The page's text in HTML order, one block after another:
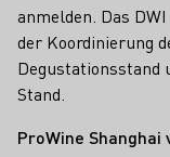
anmelden. Das
der Koordinierung
Degustationsstand
Stand.
ProWine Shanghai